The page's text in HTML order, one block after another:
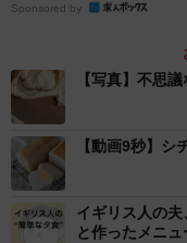
にいつもと違ったと
「触った感触からな
はあったのですが…
がつかず、ただただ驚
Sponsored by
【写真】不思
【動画9秒】シ
イギリス人の
と作ったメニュ